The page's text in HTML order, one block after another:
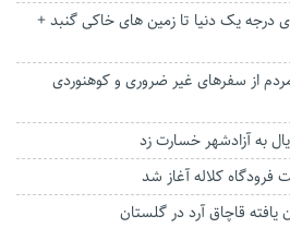
درجه یک دنیا تا زمین های خاکی گنبد +
از سفرهای غیر ضروری و کوهنوردی
کلاله آغاز شد
قاچاق آرد در گلستان